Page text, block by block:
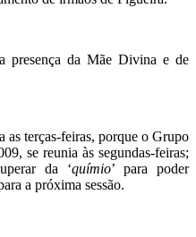
presença da Mãe Divina e de
as terças-feiras, porque o Grupo
se reunia às segundas-feiras;
da ‘químio’ para poder
a próxima sessão.